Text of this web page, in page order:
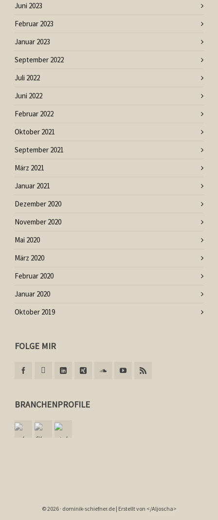
Juni 2023
Februar 2023
Januar 2023
September 2022
Juli 2022
Juni 2022
Februar 2022
Oktober 2021
September 2021
März 2021
Januar 2021
Dezember 2020
November 2020
Mai 2020
März 2020
Februar 2020
Januar 2020
Oktober 2019
FOLGE MIR
BRANCHENPROFILE
© 2026 · dominik-schiefner.de | Erstellt von </Aljoscha>